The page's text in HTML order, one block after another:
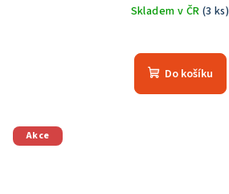
Skladem v ČR (3 ks)
Do košíku
Akce